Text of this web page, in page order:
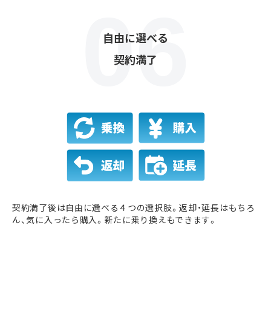
自由に選べる
契約満了
契約満了後は自由に選べる４つの選択肢。返却・延長はもちろ
ん、気に入ったら購入。新たに乗り換えもできます。